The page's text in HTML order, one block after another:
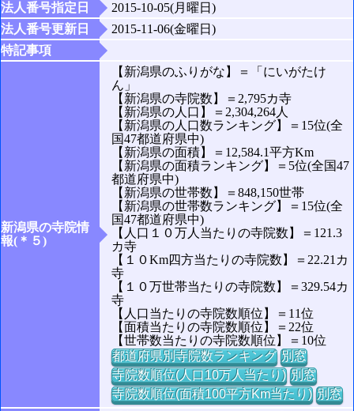
法人番号指定日
2015-10-05(月曜日)
法人番号更新日
2015-11-06(金曜日)
特記事項
新潟県の寺院情
報(＊５)
【新潟県のふりがな】＝「にいがたけ
ん」
【新潟県の寺院数】＝2,795カ寺
【新潟県の人口】＝2,304,264人
【新潟県の人口数ランキング】＝15位(全
国47都道府県中)
【新潟県の面積】＝12,584.1平方Km
【新潟県の面積ランキング】＝5位(全国47
都道府県中)
【新潟県の世帯数】＝848,150世帯
【新潟県の世帯数ランキング】＝15位(全
国47都道府県中)
【人口１０万人当たりの寺院数】＝121.3
カ寺
【１０Km四方当たりの寺院数】＝22.21カ
寺
【１０万世帯当たりの寺院数】＝329.54カ
寺
【人口当たりの寺院数順位】＝11位
【面積当たりの寺院数順位】＝22位
【世帯数当たりの寺院数順位】＝10位
都道府県別寺院数ランキング 別窓
寺院数順位(人口10万人当たり) 別窓
寺院数順位(面積100平方Km当たり) 別窓